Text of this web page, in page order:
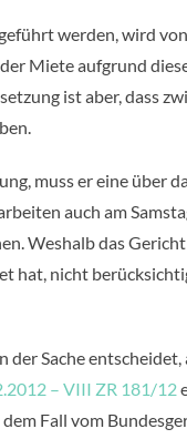
werden, wird
Miete aufgrund
ist aber, dass
muss er eine über
auch am
Weshalb das
hat, nicht
der Sache
– VIII ZR 181/12
Fall vom